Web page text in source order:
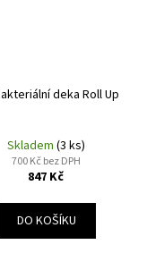
deka Roll Up
Skladem (3 ks)
700 Kč bez DPH
847 Kč
DO KOŠÍKU